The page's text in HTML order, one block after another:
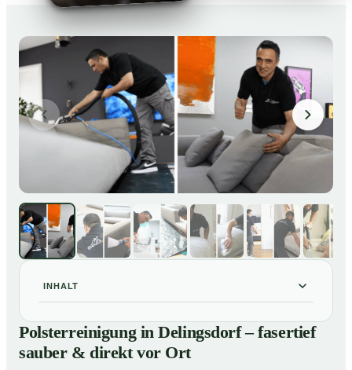
INHALT
Polsterreinigung in Delingsdorf – fasertief sauber &
direkt vor Ort
Polsterreinigung in Delingsdorf – fasertief
sauber & direkt vor Ort